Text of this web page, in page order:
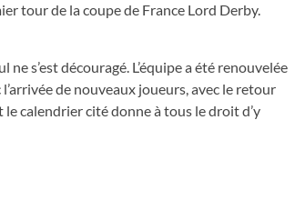
tour de la coupe de France Lord Derby.
s’est découragé. L’équipe a été renouvelée
de nouveaux joueurs, avec le retour
calendrier cité donne à tous le droit d’y